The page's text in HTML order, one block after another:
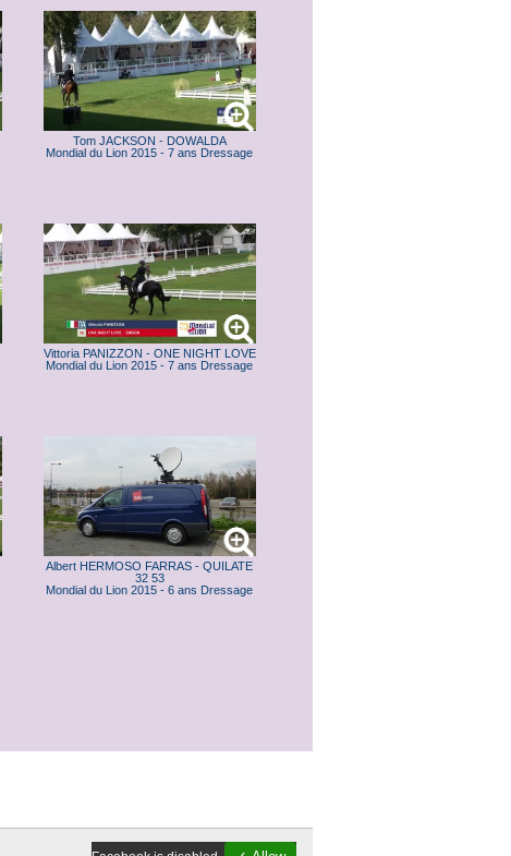
Tom JACKSON - DOWALDA
Mondial du Lion 2015 - 7 ans Dressage
Vittoria PANIZZON - ONE NIGHT LOVE
Mondial du Lion 2015 - 7 ans Dressage
Albert HERMOSO FARRAS - QUILATE
32 53
Mondial du Lion 2015 - 6 ans Dressage